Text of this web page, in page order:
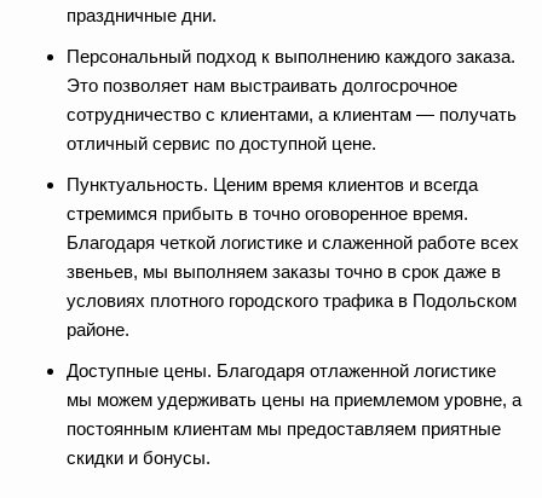
праздничные дни.
Персональный подход к выполнению каждого заказа.
Это позволяет нам выстраивать долгосрочное
сотрудничество с клиентами, а клиентам — получать
отличный сервис по доступной цене.
Пунктуальность. Ценим время клиентов и всегда
стремимся прибыть в точно оговоренное время.
Благодаря четкой логистике и слаженной работе всех
звеньев, мы выполняем заказы точно в срок даже в
условиях плотного городского трафика в Подольском
районе.
Доступные цены. Благодаря отлаженной логистике
мы можем удерживать цены на приемлемом уровне, а
постоянным клиентам мы предоставляем приятные
скидки и бонусы.